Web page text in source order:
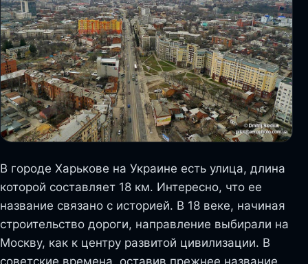
В городе Харькове на Украине есть улица, длина
которой составляет 18 км. Интересно, что ее
название связано с историей. В 18 веке, начиная
строительство дороги, направление выбирали на
Москву, как к центру развитой цивилизации. В
советские времена, оставив прежнее название,